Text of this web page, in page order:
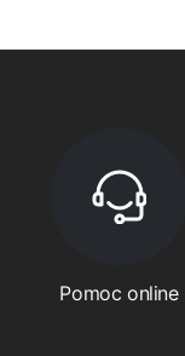
Pomoc online